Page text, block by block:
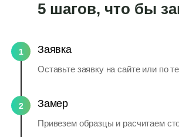
5 шагов, что бы
1 Заявка
Оставьте заявку на сайте или по
2 Замер
Привезем образцы и расчитаем